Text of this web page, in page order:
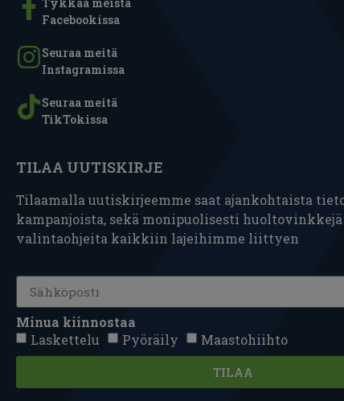
Facebookissa
Seuraa meitä
Instagramissa
Seuraa meitä
TikTokissa
TILAA UUTISKIRJE
Tilaamalla uutiskirjeemme saat ajankohtaista
kampanjoista, sekä monipuolisesti huoltovinkkejä
valintaohjeita kaikkiin lajeihimme liittyen
Minua kiinnostaa
Laskettelu
Pyöräily Maastohiihto
TILAA